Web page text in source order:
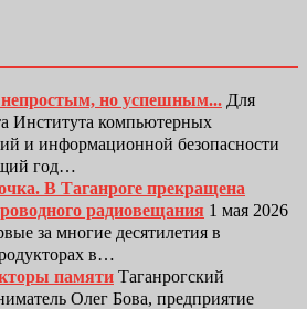
но успешным... Для
Института компьютерных
и информационной безопасности
год…
В Таганроге прекращена
радиовещания 1 мая 2026
за многие десятилетия в
в…
памяти Таганрогский
Олег Бова, предприятие